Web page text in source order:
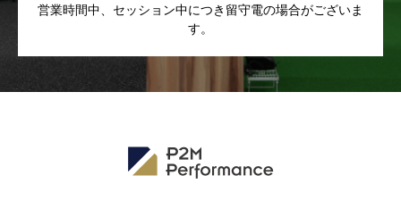
営業時間中、セッション中につき留守電の場合がございま
す。